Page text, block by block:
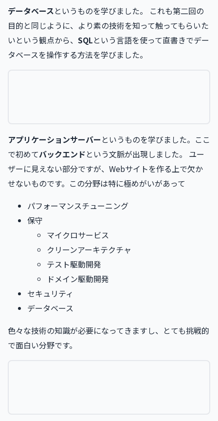
データベースというものを学びました。 これも第二回の
目的と同じように、より素の技術を知って触ってもらいた
いという観点から、 SQLという言語を使って直書きでデー
タベースを操作する方法を学びました。
アプリケーションサーバー というものを学びました。ここ
で初めてバックエンドという文脈が出現しました。 ユー
ザーに見えない部分ですが、Webサイトを作る上で欠か
せないものです。この分野は特に極めがいがあって
パフォーマンスチューニング
保守
マイクロサービス
クリーンアーキテクチャ
テスト駆動開発
ドメイン駆動開発
セキュリティ
データベース
色々な技術の知識が必要になってきますし、とても挑戦的
で面白い分野です。